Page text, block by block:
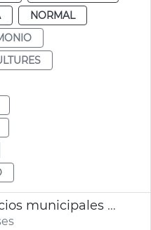
NORMAL
Mantenimiento edificios municipales 40,8 millones Ayuntamiento València